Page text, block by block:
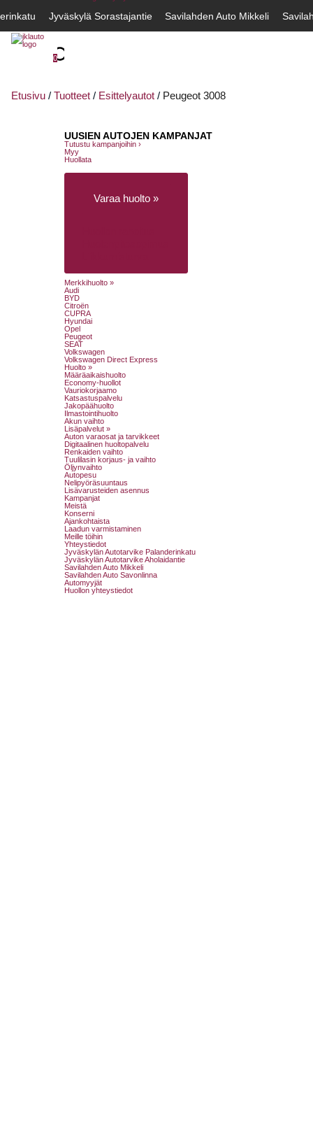
Jyväskylä Sorastajantie Savilahden Auto Mikkeli
UUSIEN AUTOJEN KAMPANJAT
Tutustu kampanjoihin ›
Myy
Huollata
Varaa huolto »
Merkkihuolto »
Audi
BYD
Citroën
CUPRA
Hyundai
Opel
Peugeot
SEAT
Volkswagen
Volkswagen Direct Express
Huolto »
Määräaikaishuolto
Economy-huollot
Vauriokorjaamo
Katsastuspalvelu
Jakopäähuolto
Ilmastointihuolto
Akun vaihto
Lisäpalvelut »
Auton varaosat ja tarvikkeet
Digitaalinen huoltopalvelu
Renkaiden vaihto
Tuulilasin korjaus- ja vaihto
Öljynvaihto
Autopesu
Nelipyöräsuuntaus
Lisävarusteiden asennus
Kampanjat
Meistä
Konserni
Ajankohtaista
Laadun varmistaminen
Meille töihin
Yhteystiedot
Jyväskylän Autotarvike Palanderinkatu
Jyväskylän Autotarvike Aholaidantie
Savilahden Auto Mikkeli
Savilahden Auto Savonlinna
Automyyjät
Huollon yhteystiedot
0
Etusivu / Tuotteet / Esittelyautot / Peugeot 3008